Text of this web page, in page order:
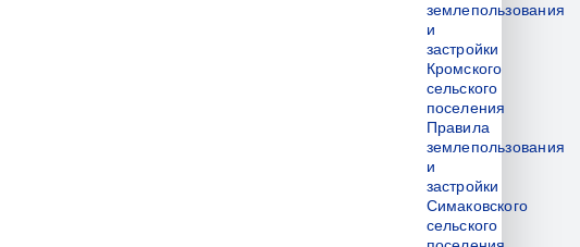
землепользования
и
застройки
Кромского
сельского
поселения
Правила
землепользования
и
застройки
Симаковского
сельского